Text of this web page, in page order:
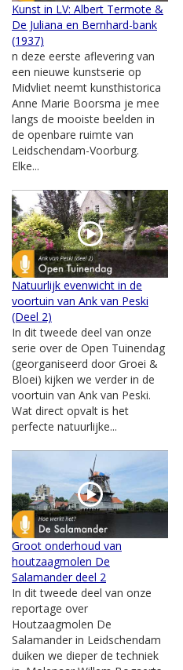
Kunst in LV: Albert Termote &
De Juliana en Bernhard-bank
(1937)
n deze eerste aflevering van
een nieuwe kunstserie op
Midvliet neemt kunsthistorica
Anne Marie Boorsma je mee
langs de mooiste beelden in
de openbare ruimte van
Leidschendam-Voorburg.
Elke...
Natuurlijk evenwicht in de
voortuin van Ank van Peski
(Deel 2)
In dit tweede deel van onze
serie over de Open Tuinendag
(georganiseerd door Groei &
Bloei) kijken we verder in de
voortuin van Ank van Peski.
Wat direct opvalt is het
perfecte natuurlijke...
Groot onderhoud van
houtzaagmolen De
Salamander deel 2
In dit tweede deel van onze
reportage over
Houtzaagmolen De
Salamander in Leidschendam
duiken we dieper de techniek